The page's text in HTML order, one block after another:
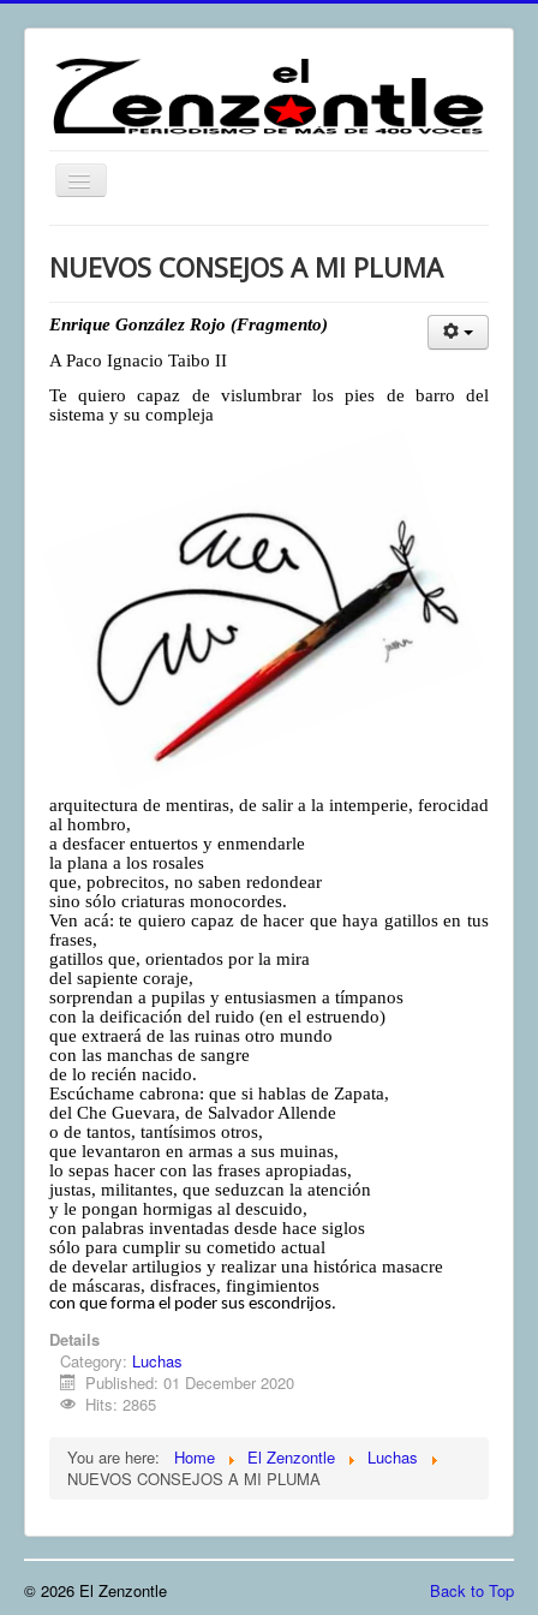
Toggle
El Zenzontle
Resistencia
Análisis
Multimedia
COMUNERA 67 EN PDF numero de presentación de la
voz de la Casa de los pueblos
NUEVOS CONSEJOS A MI PLUMA
Enrique González Rojo (Fragmento)
A Paco Ignacio Taibo II
Te quiero capaz de vislumbrar los pies de barro del
sistema y su compleja
arquitectura de mentiras, de salir a la intemperie, ferocidad
al hombro,
a desfacer entuertos y enmendarle
la plana a los rosales
que, pobrecitos, no saben redondear
sino sólo criaturas monocordes.
Ven acá: te quiero capaz de hacer que haya gatillos en tus
frases,
gatillos que, orientados por la mira
del sapiente coraje,
sorprendan a pupilas y entusiasmen a tímpanos
con la deificación del ruido (en el estruendo)
que extraerá de las ruinas otro mundo
con las manchas de sangre
de lo recién nacido.
Escúchame cabrona: que si hablas de Zapata,
del Che Guevara, de Salvador Allende
o de tantos, tantísimos otros,
que levantaron en armas a sus muinas,
lo sepas hacer con las frases apropiadas,
justas, militantes, que seduzcan la atención
y le pongan hormigas al descuido,
con palabras inventadas desde hace siglos
sólo para cumplir su cometido actual
de develar artilugios y realizar una histórica masacre
de máscaras, disfraces, fingimientos
con que forma el poder sus escondrijos.
Details
Category: Luchas
Published: 01 December 2020
Hits: 2865
You are here: Home El Zenzontle
Luchas
NUEVOS CONSEJOS A MI PLUMA
Back to Top
© 2026 El Zenzontle